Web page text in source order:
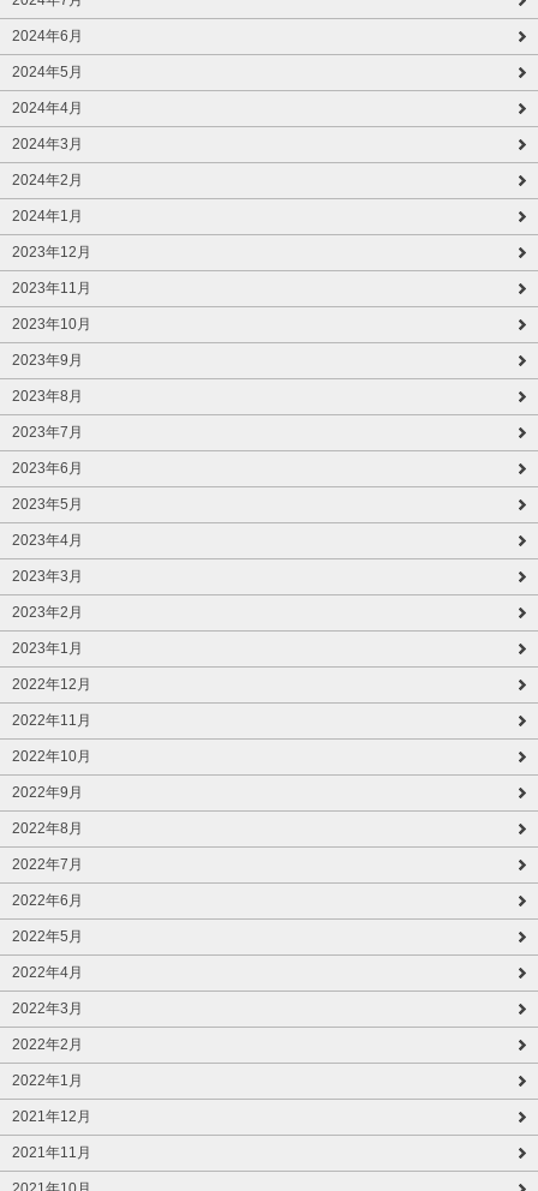
2024年6月
2024年5月
2024年4月
2024年3月
2024年2月
2024年1月
2023年12月
2023年11月
2023年10月
2023年9月
2023年8月
2023年7月
2023年6月
2023年5月
2023年4月
2023年3月
2023年2月
2023年1月
2022年12月
2022年11月
2022年10月
2022年9月
2022年8月
2022年7月
2022年6月
2022年5月
2022年4月
2022年3月
2022年2月
2022年1月
2021年12月
2021年11月